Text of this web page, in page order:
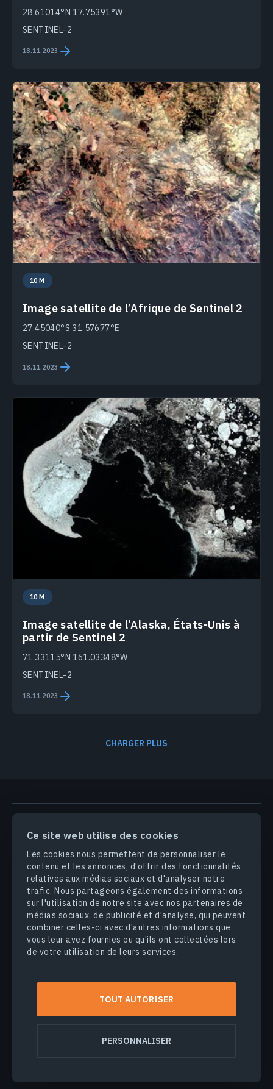
Ce site web utilise des cookies
Les cookies nous permettent de personnaliser le
contenu et les annonces, d'offrir des fonctionnalités
relatives aux médias sociaux et d'analyser notre
trafic. Nous partageons également des informations
sur l'utilisation de notre site avec nos partenaires de
médias sociaux, de publicité et d'analyse, qui peuvent
combiner celles-ci avec d'autres informations que
vous leur avez fournies ou qu'ils ont collectées lors
de votre utilisation de leurs services.
TOUT AUTORISER
PERSONNALISER
28.61014°N 17.75391°W
SENTINEL-2
18.11.2023
10 M
Image satellite de l’Afrique de Sentinel 2
27.45040°S 31.57677°E
SENTINEL-2
18.11.2023
10 M
Image satellite de l’Alaska, États-Unis à
partir de Sentinel 2
71.33115°N 161.03348°W
SENTINEL-2
18.11.2023
CHARGER PLUS
INDUSTRIES
ENTREPRISE
DÉCOUVRIR
Tous droits réservés.
Conditions d'utilisation
Politique de confidentialité
Sécurité des données